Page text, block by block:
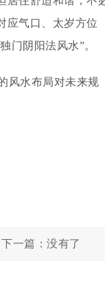
应气口、太岁方位
门阴阳法风水”。
风水布局对未来规
下一篇：没有了